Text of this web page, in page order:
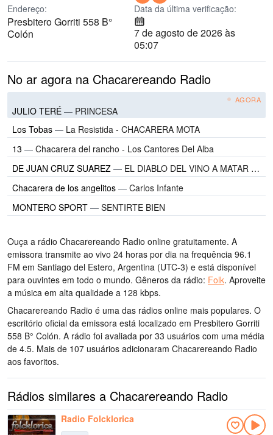
Endereço:
Presbitero Gorriti 558 B°
Colón
Data da última verificação:
7 de agosto de 2026 às
05:07
No ar agora na Chacarereando Radio
AGORA
JULIO TERÉ — PRINCESA
Los Tobas — La Resistida - CHACARERA MOTA
13 — Chacarera del rancho - Los Cantores Del Alba
DE JUAN CRUZ SUAREZ — EL DIABLO DEL VINO A MATAR O MORIR
Chacarera de los angelitos — Carlos Infante
MONTERO SPORT — SENTIRTE BIEN
Ouça a rádio Chacarereando Radio online gratuitamente. A
emissora transmite ao vivo 24 horas por dia na frequência 96.1
FM em Santiago del Estero, Argentina (UTC-3) e está disponível
para ouvintes em todo o mundo. Gêneros da rádio: Folk. Aproveite
a música em alta qualidade a 128 kbps.
Chacarereando Radio é uma das rádios online mais populares. O
escritório oficial da emissora está localizado em Presbitero Gorriti
558 B° Colón. A rádio foi avaliada por 33 usuários com uma média
de 4.5. Mais de 107 usuários adicionaram Chacarereando Radio
aos favoritos.
Rádios similares a Chacarereando Radio
Radio Folcklorica